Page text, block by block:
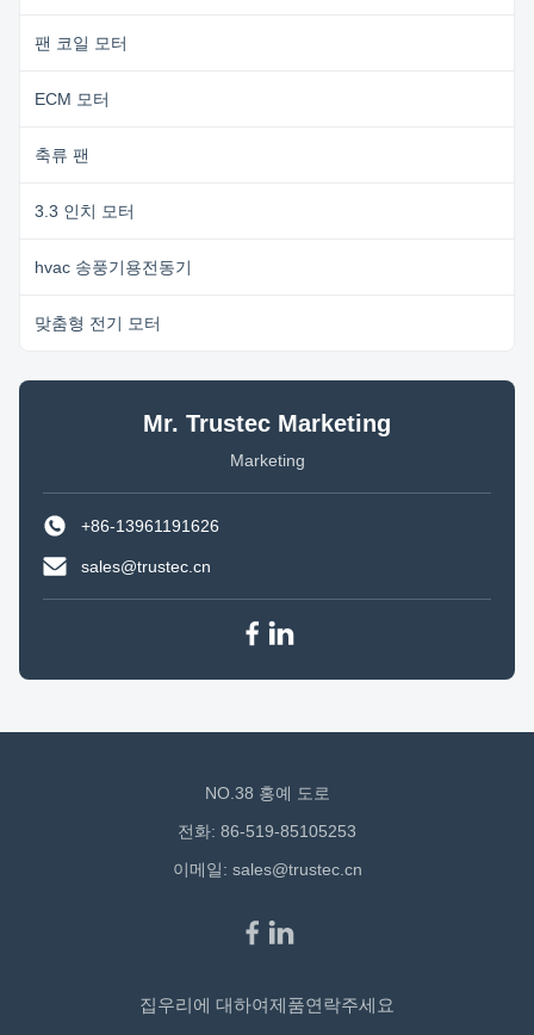
팬 코일 모터
ECM 모터
축류 팬
3.3 인치 모터
hvac 송풍기용전동기
맞춤형 전기 모터
Mr. Trustec Marketing
Marketing
+86-13961191626
sales@trustec.cn
NO.38 홍예 도로
전화: 86-519-85105253
이메일: sales@trustec.cn
집우리에 대하여제품연락주세요